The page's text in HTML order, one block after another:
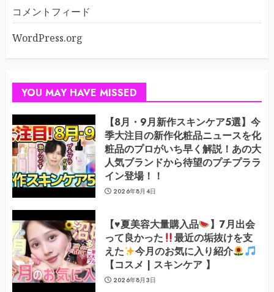
コメントフィード
WordPress.org
YOU MAY HAVE MISSED
【8月・9月新作スキンケア5選】今
季大注目の新作化粧品ニュースを化
粧品のプロがいち早く解説！あの大
人気ブランドから待望のプチプララ
イン登場！！
2026年8月4日
【♥️夏美容大量購入品
】7月出会
って良かった
最近の垢抜けを支
えた
今月のお気に入り紹介
【コスメ | スキンケア 】
2026年8月3日